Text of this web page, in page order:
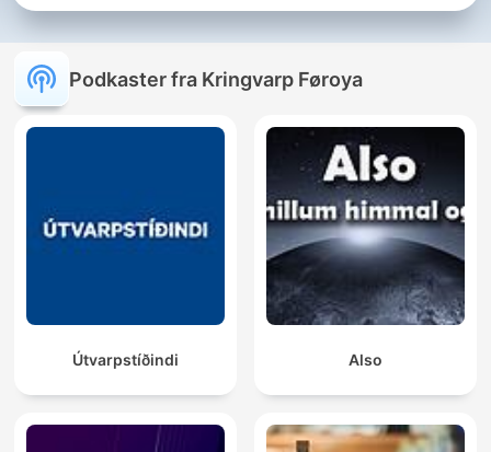
Podkaster fra Kringvarp Føroya
Útvarpstíðindi Also